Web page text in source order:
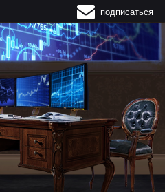
подписаться